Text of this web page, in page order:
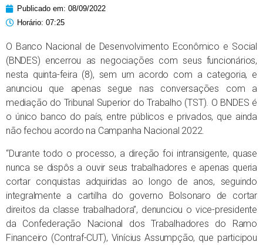
Publicado em: 08/09/2022
Horário: 07:25
O Banco Nacional de Desenvolvimento Econômico e Social
(BNDES) encerrou as negociações com seus funcionários,
nesta quinta-feira (8), sem um acordo com a categoria, e
anunciou que apenas segue nas conversações com a
mediação do Tribunal Superior do Trabalho (TST). O BNDES é
o único banco do país, entre públicos e privados, que ainda
não fechou acordo na Campanha Nacional 2022.
“Durante todo o processo, a direção foi intransigente, quase
nunca se dispôs a ouvir seus trabalhadores e apenas queria
cortar conquistas adquiridas ao longo de anos, seguindo
integralmente a cartilha do governo Bolsonaro de cortar
direitos da classe trabalhadora”, denunciou o vice-presidente
da Confederação Nacional dos Trabalhadores do Ramo
Financeiro (Contraf-CUT), Vinícius Assumpção, que participou